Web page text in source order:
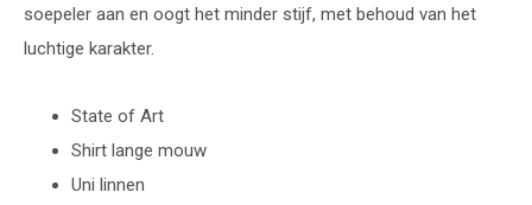
soepeler aan en oogt het minder stijf, met behoud van het
luchtige karakter.
State of Art
Shirt lange mouw
Uni linnen